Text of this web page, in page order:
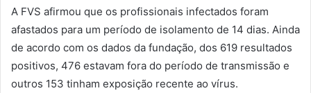
A FVS afirmou que os profissionais infectados foram
afastados para um período de isolamento de 14 dias. Ainda
de acordo com os dados da fundação, dos 619 resultados
positivos, 476 estavam fora do período de transmissão e
outros 153 tinham exposição recente ao vírus.